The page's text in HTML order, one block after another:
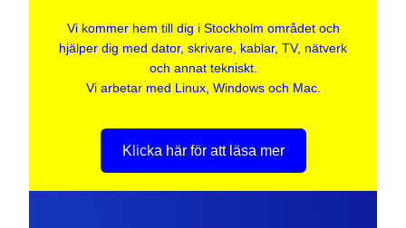
Vi kommer hem till dig i Stockholm området och
hjälper dig med dator, skrivare, kablar, TV, nätverk
och annat tekniskt.
Vi arbetar med Linux, Windows och Mac.
Klicka här för att läsa mer